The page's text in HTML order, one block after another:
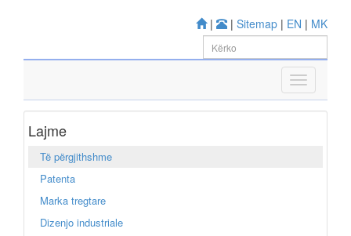
| | Sitemap | EN | MK
Lajme
Të përgjithshme
Patenta
Marka tregtare
Dizenjo industriale